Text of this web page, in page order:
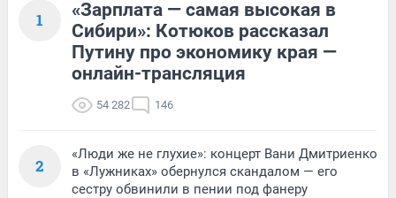
1
«Зарплата — самая высокая в
Сибири»: Котюков рассказал
Путину про экономику края —
онлайн-трансляция
54 282 146
2
«Люди же не глухие»: концерт Вани Дмитриенко
в «Лужниках» обернулся скандалом — его
сестру обвинили в пении под фанеру